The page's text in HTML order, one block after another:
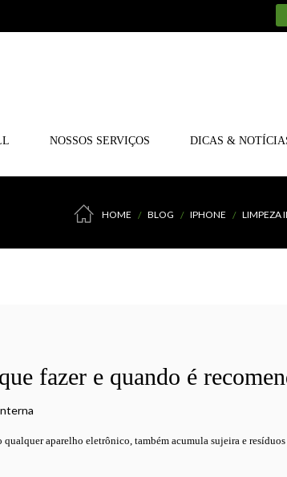
NOSSOS SERVIÇOS DICAS &
HOME BLOG IPHONE LIMPEZA
fazer e quando é
aparelho eletrônico, também acumula sujeira e